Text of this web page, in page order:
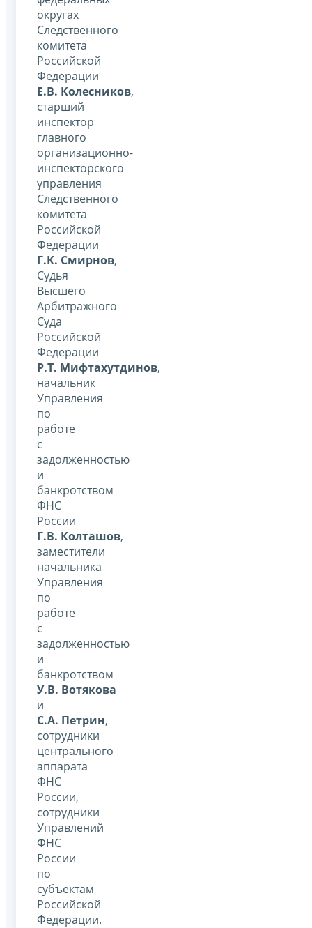
округах
Следственного
комитета
Российской
Федерации
Е.В. Колесников,
старший
инспектор
главного
организационно-
инспекторского
управления
Следственного
комитета
Российской
Федерации
Г.К. Смирнов,
Судья
Высшего
Арбитражного
Суда
Российской
Федерации
Р.Т. Мифтахутдинов,
начальник
Управления
по
работе
с
задолженностью
и
банкротством
ФНС
России
Г.В. Колташов,
заместители
начальника
Управления
по
работе
с
задолженностью
и
банкротством
У.В. Вотякова
и
С.А. Петрин,
сотрудники
центрального
аппарата
ФНС
России,
сотрудники
Управлений
ФНС
России
по
субъектам
Российской
Федерации.